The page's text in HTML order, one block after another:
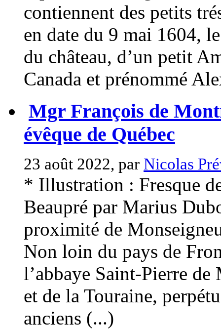
contiennent des petits
en date du 9 mai 1604,
du château, d’un petit
Canada et prénommé
Mgr François de
évêque de Québec
23 août 2022, par Nicolas
* Illustration : Fresque
Beaupré par Marius
proximité de
Non loin du pays de
l’abbaye Saint-Pierre
et de la Touraine,
anciens (...)